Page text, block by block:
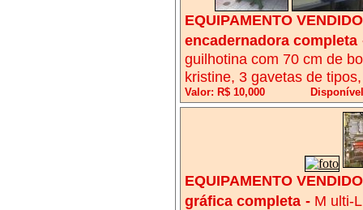
EQUIPAMENTO
encadernadora completa
guilhotina com 70 cm de
kristine, 3 gavetas de
Valor: R$ 10,000
EQUIPAMENTO
gráfica completa - M ulti-